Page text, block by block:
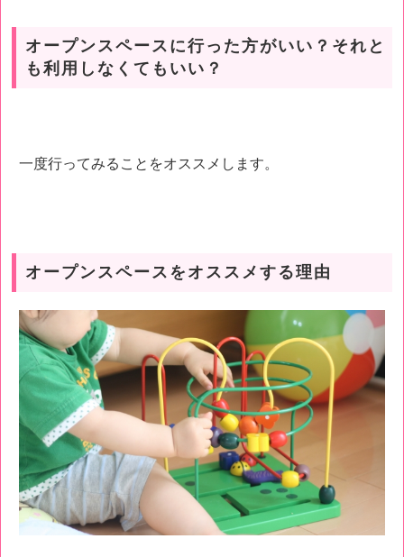
オープンスペースに行った方がいい？それと
も利用しなくてもいい？
一度行ってみることをオススメします。
オープンスペースをオススメする理由